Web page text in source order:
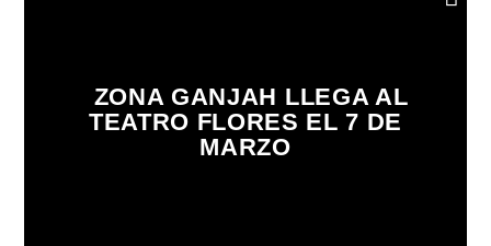
ZONA GANJAH LLEGA AL
TEATRO FLORES EL 7 DE
MARZO